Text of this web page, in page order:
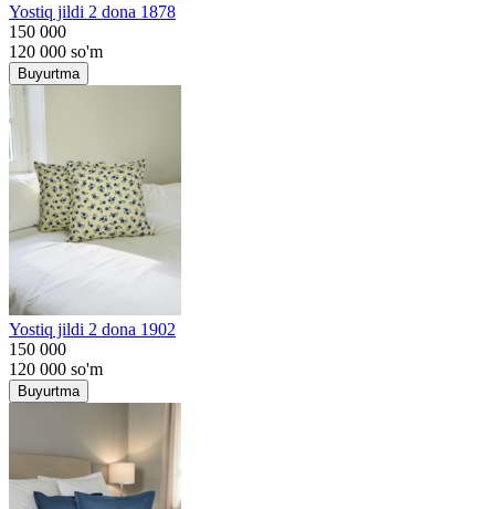
Yostiq jildi 2 dona 1878
150 000
120 000 so'm
Buyurtma
Yostiq jildi 2 dona 1902
150 000
120 000 so'm
Buyurtma